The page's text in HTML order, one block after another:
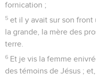
fornication ;
5 et il y avait sur son
la grande, la mère des
terre.
6 Et je vis la femme
des témoins de Jésus ;